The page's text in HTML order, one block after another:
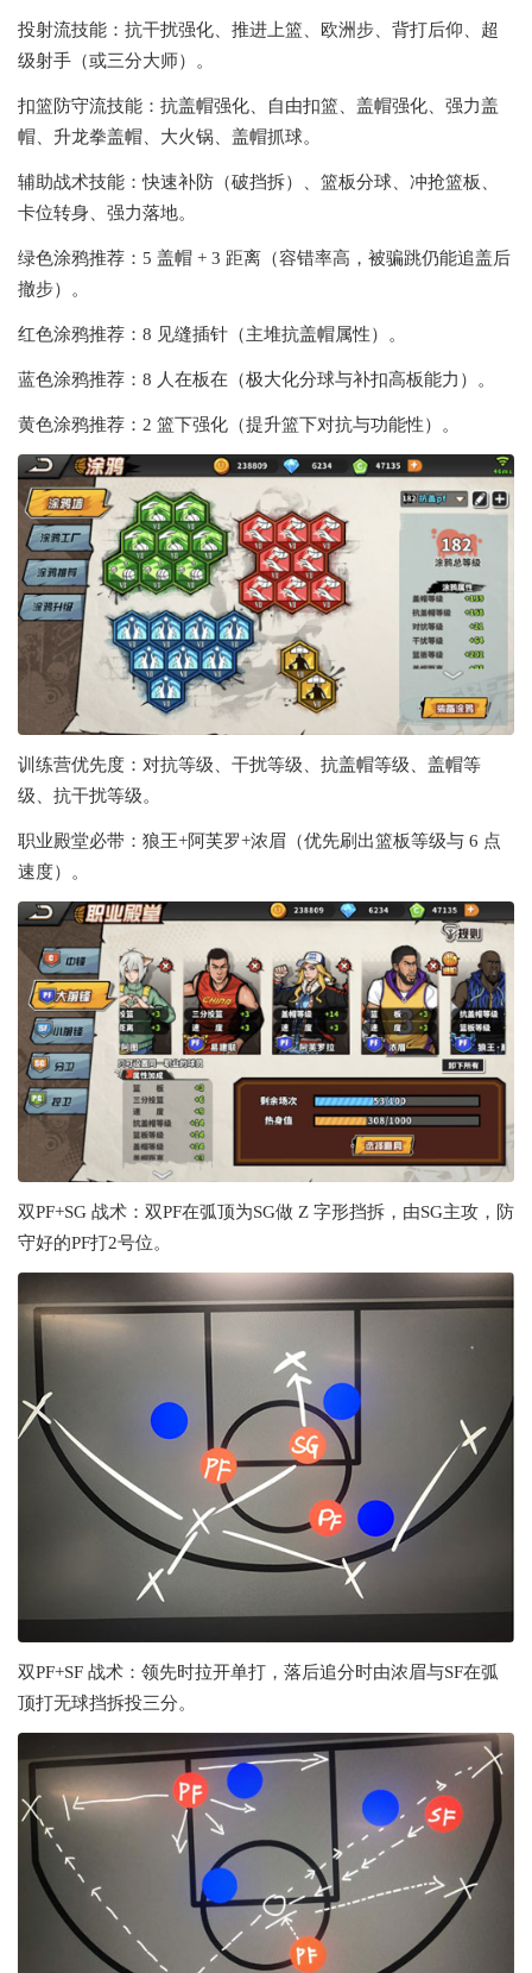
投射流技能：抗干扰强化、推进上篮、欧洲步、背打后仰、超
级射手（或三分大师）。
扣篮防守流技能：抗盖帽强化、自由扣篮、盖帽强化、强力盖
帽、升龙拳盖帽、大火锅、盖帽抓球。
辅助战术技能：快速补防（破挡拆）、篮板分球、冲抢篮板、
卡位转身、强力落地。
绿色涂鸦推荐：5 盖帽 + 3 距离（容错率高，被骗跳仍能追盖后
撤步）。
红色涂鸦推荐：8 见缝插针（主堆抗盖帽属性）。
蓝色涂鸦推荐：8 人在板在（极大化分球与补扣高板能力）。
黄色涂鸦推荐：2 篮下强化（提升篮下对抗与功能性）。
训练营优先度：对抗等级、干扰等级、抗盖帽等级、盖帽等
级、抗干扰等级。
职业殿堂必带：狼王+阿芙罗+浓眉（优先刷出篮板等级与 6 点
速度）。
双PF+SG 战术：双PF在弧顶为SG做 Z 字形挡拆，由SG主攻，防
守好的PF打2号位。
双PF+SF 战术：领先时拉开单打，落后追分时由浓眉与SF在弧
顶打无球挡拆投三分。